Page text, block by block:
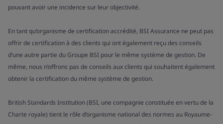
pouvant avoir une incidence sur leur objectivité.
En tant qu’organisme de certification accrédité, BSI Assurance ne peut pas
offrir de certification à des clients qui ont également reçu des conseils
d’une autre partie du Groupe BSI pour le même système de gestion. De
même, nous n’offrons pas de conseils aux clients qui souhaitent également
obtenir la certification du même système de gestion.
British Standards Institution (BSI, une compagnie constituée en vertu de la
Charte royale) tient le rôle d’organisme national des normes au Royaume-